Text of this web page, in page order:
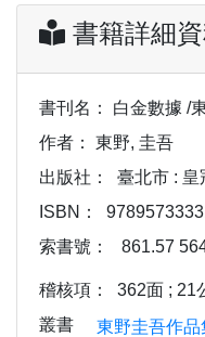
書籍詳細
書刊名：
白金數據 /
作者：
東野, 圭吾
出版社：
臺北市 : 皇
ISBN：
索書號：
861.57
稽核項：
362面 ; 21
叢書
東野圭吾作品